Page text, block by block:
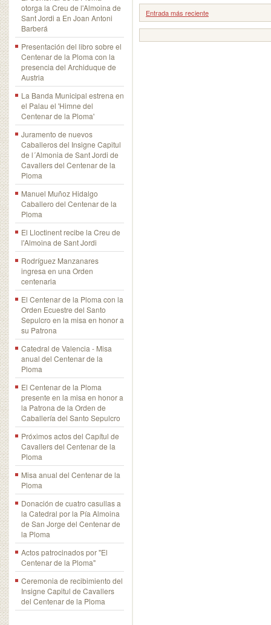
otorga la Creu de l'Almoina de
Sant Jordi a En Joan Antoni
Barberá
Presentación del libro sobre el
Centenar de la Ploma con la
presencia del Archiduque de
Austria
La Banda Municipal estrena en
el Palau el 'Himne del
Centenar de la Ploma'
Juramento de nuevos
Caballeros del Insigne Capitul
de l´Almonia de Sant Jordi de
Cavallers del Centenar de la
Ploma
Manuel Muñoz Hidalgo
Caballero del Centenar de la
Ploma
El Lloctinent recibe la Creu de
l'Almoina de Sant Jordi
Rodríguez Manzanares
ingresa en una Orden
centenaria
El Centenar de la Ploma con la
Orden Ecuestre del Santo
Sepulcro en la misa en honor a
su Patrona
Catedral de Valencia - Misa
anual del Centenar de la
Ploma
El Centenar de la Ploma
presente en la misa en honor a
la Patrona de la Orden de
Caballería del Santo Sepulcro
Próximos actos del Capítul de
Cavallers del Centenar de la
Ploma
Misa anual del Centenar de la
Ploma
Donación de cuatro casullas a
la Catedral por la Pía Almoina
de San Jorge del Centenar de
la Ploma
Actos patrocinados por "El
Centenar de la Ploma"
Ceremonia de recibimiento del
Insigne Capitul de Cavallers
del Centenar de la Ploma
Entrada más reciente